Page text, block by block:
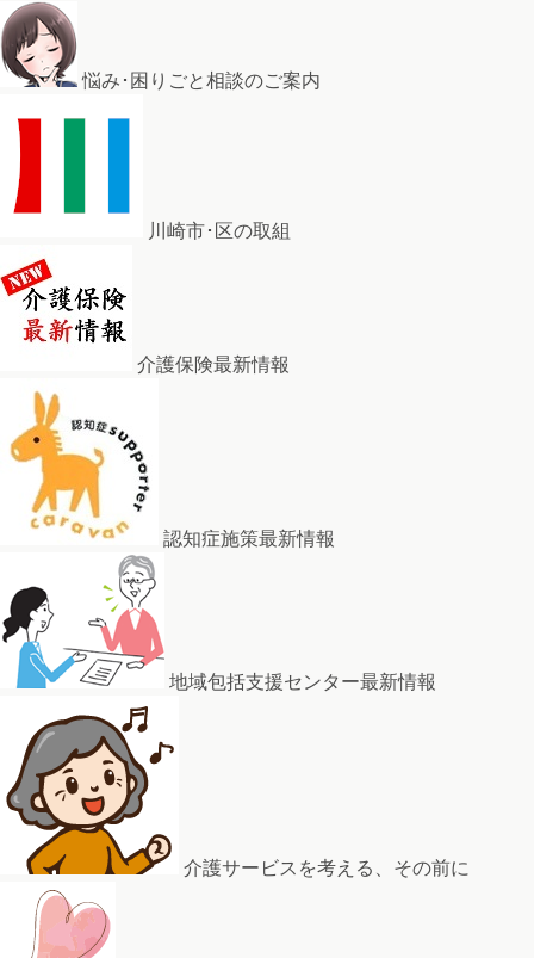
悩み･困りごと相談のご案内
川崎市･区の取組
介護保険最新情報
認知症施策最新情報
地域包括支援センター最新情報
介護サービスを考える、その前に